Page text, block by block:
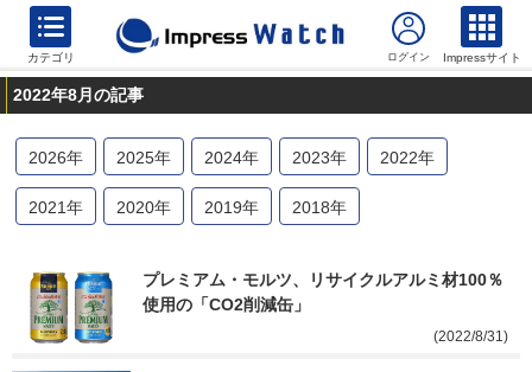
カテゴリ Impressサイト
2022年8月の記事
2026年 2025年 2024年 2023年 2022年
2021年 2020年 2019年 2018年
プレミアム・モルツ、リサイクルアルミ材100％
使用の「CO2削減缶」
(2022/8/31)